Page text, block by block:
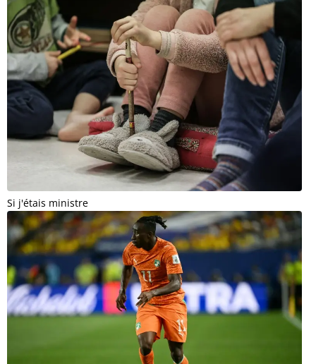
Si j'étais ministre